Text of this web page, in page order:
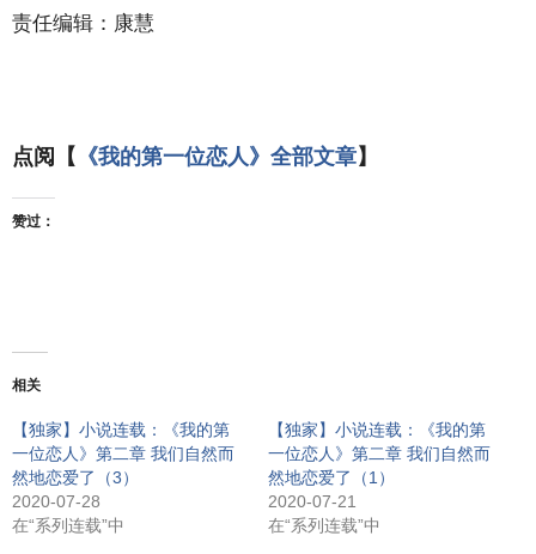
责任编辑：康慧
点阅【 《我的第一位恋人》全部文章】
赞过：
相关
【独家】小说连载：《我的第
一位恋人》第二章 我们自然而
然地恋爱了（3）
2020-07-28
在“系列连载”中
【独家】小说连载：《我的第
一位恋人》第二章 我们自然而
然地恋爱了（1）
2020-07-21
在“系列连载”中